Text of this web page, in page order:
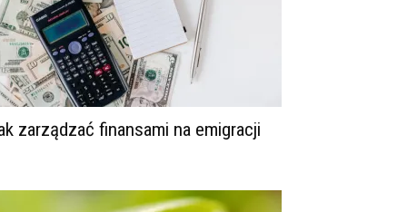
zarządzać finansami na emigracji